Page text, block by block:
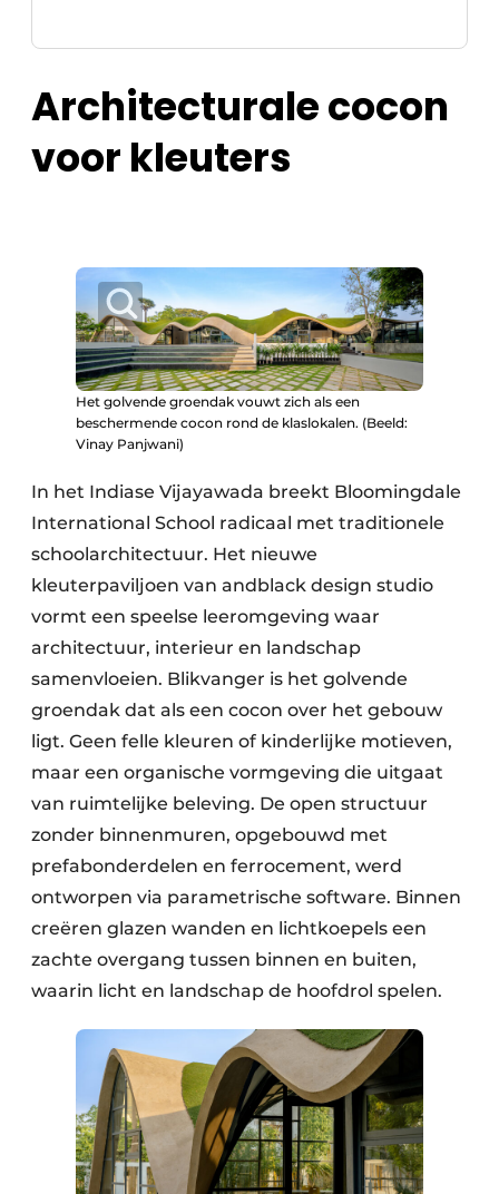
Architecturale cocon
voor kleuters
Het golvende groendak vouwt zich als een
beschermende cocon rond de klaslokalen. (Beeld:
Vinay Panjwani)
In het Indiase Vijayawada breekt Bloomingdale
International School radicaal met traditionele
schoolarchitectuur. Het nieuwe
kleuterpaviljoen van andblack design studio
vormt een speelse leeromgeving waar
architectuur, interieur en landschap
samenvloeien. Blikvanger is het golvende
groendak dat als een cocon over het gebouw
ligt. Geen felle kleuren of kinderlijke motieven,
maar een organische vormgeving die uitgaat
van ruimtelijke beleving. De open structuur
zonder binnenmuren, opgebouwd met
prefabonderdelen en ferrocement, werd
ontworpen via parametrische software. Binnen
creëren glazen wanden en lichtkoepels een
zachte overgang tussen binnen en buiten,
waarin licht en landschap de hoofdrol spelen.